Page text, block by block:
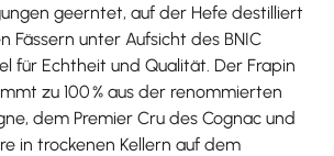
geerntet, auf der Hefe destilliert
Fässern unter Aufsicht des BNIC
für Echtheit und Qualität. Der Frapin
zu 100 % aus der renommierten
dem Premier Cru des Cognac und
in trockenen Kellern auf dem